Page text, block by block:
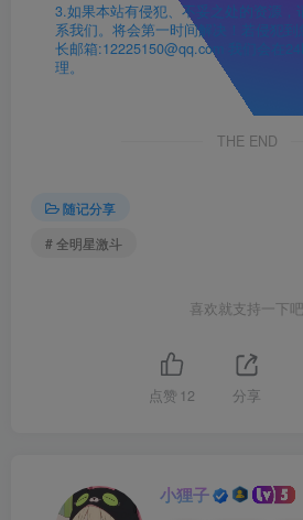
3.如果本站有侵犯、不妥之处的资源，
系我们。将会第一时间解决！若侵犯
长邮箱:12225150@qq.com 我们会在
理。
THE END
随记分享
# 全明星激斗
喜欢就支持一下吧
点赞 12 分享
小狸子